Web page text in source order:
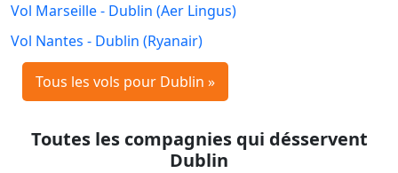
Vol Marseille - Dublin (Aer Lingus)
Vol Nantes - Dublin (Ryanair)
Tous les vols pour Dublin »
Toutes les compagnies qui désservent
Dublin